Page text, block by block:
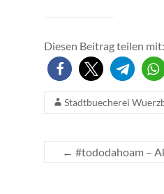
Diesen Beitrag teilen mit:
Stadtbuecherei
← #tododahoam –